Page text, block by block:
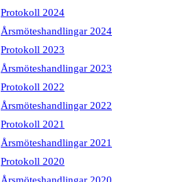
Protokoll 2024
Årsmöteshandlingar 2024
Protokoll 2023
Årsmöteshandlingar 2023
Protokoll 2022
Årsmöteshandlingar 2022
Protokoll 2021
Årsmöteshandlingar 2021
Protokoll 2020
Årsmöteshandlingar 2020